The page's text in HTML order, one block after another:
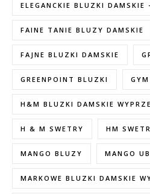
ELEGANCKIE BLUZKI DAMSKIE
FAINE TANIE BLUZY DAMSKIE
FAJNE BLUZKI DAMSKIE
GREENPOINT BLUZKI GYM
H&M BLUZKI DAMSKIE
H & M SWETRY HM
MANGO BLUZY MANGO
MARKOWE BLUZKI DAMSKIE